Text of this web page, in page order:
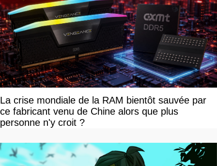
La crise mondiale de la RAM bientôt sauvée par
ce fabricant venu de Chine alors que plus
personne n'y croit ?